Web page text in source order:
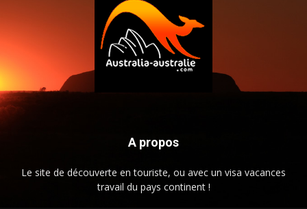
A propos
Le site de découverte en touriste, ou avec un visa vacances
travail du pays continent !